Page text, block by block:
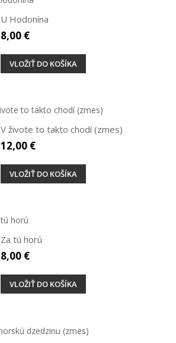
U Hodonína
8,00 €
VLOŽIŤ DO KOŠÍKA
V živote to takto chodí (zmes)
12,00 €
VLOŽIŤ DO KOŠÍKA
Za tú horú
8,00 €
VLOŽIŤ DO KOŠÍKA